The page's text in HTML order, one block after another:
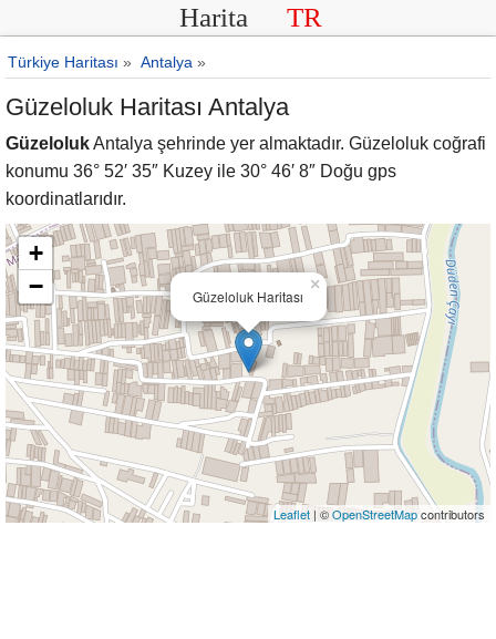
Harita TR
Türkiye Haritası » Antalya »
Güzeloluk Haritası Antalya
GüzelolukAntalya şehrinde yer almaktadır. Güzeloluk coğrafi
konumu 36° 52′ 35″ Kuzey ile 30° 46′ 8″ Doğu gps
koordinatlarıdır.
Güzeloluk Haritası
×
+
−
Leaflet | ©OpenStreetMapcontributors